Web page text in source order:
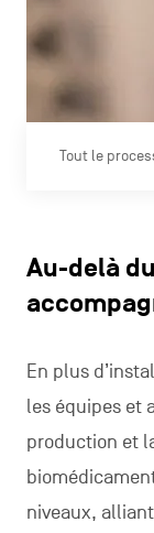
Tout le
Au-delà
En plus
les équipes et
production et
niveaux,